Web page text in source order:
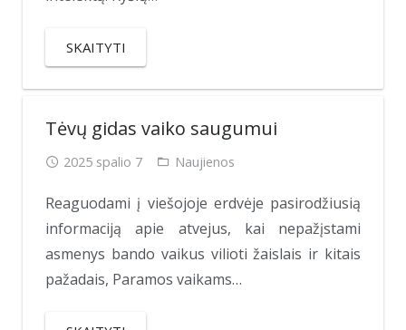
SKAITYTI
Tėvų gidas vaiko saugumui
2025 spalio 7 Naujienos
Reaguodami į viešojoje erdvėje pasirodžiusią
informaciją apie atvejus, kai nepažįstami
asmenys bando vaikus vilioti žaislais ir kitais
pažadais, Paramos vaikams…